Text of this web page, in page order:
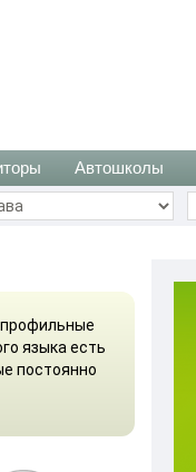
Автошколы
языка есть
постоянно